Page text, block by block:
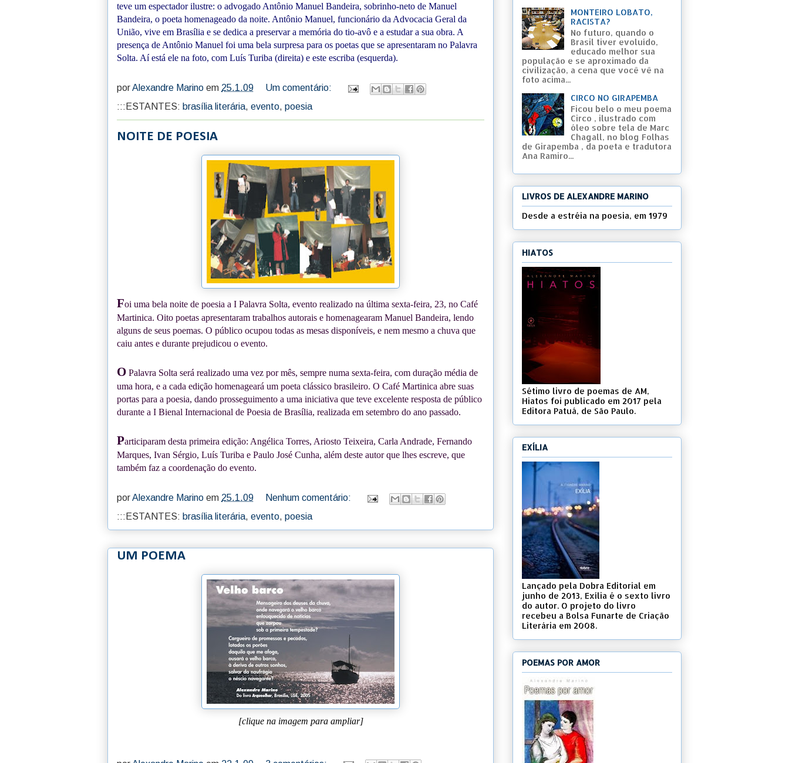
teve um espectador ilustre: o advogado Antônio Manuel Bandeira, sobrinho-neto de Manuel
Bandeira, o poeta homenageado da noite. Antônio Manuel, funcionário da Advocacia Geral da
União, vive em Brasília e se dedica a preservar a memória do tio-avô e a estudar a sua obra. A
presença de Antônio Manuel foi uma bela surpresa para os poetas que se apresentaram no Palavra
Solta. Aí está ele na foto, com Luís Turiba (direita) e este escriba (esquerda).
porAlexandre Marino em 25.1.09
Um comentário:
:::ESTANTES: brasília literária, evento, poesia
NOITE DE POESIA
Foi uma bela noite de poesia a I Palavra Solta, evento realizado na última sexta-feira, 23, no Café
Martinica. Oito poetas apresentaram trabalhos autorais e homenagearam Manuel Bandeira, lendo
alguns de seus poemas. O público ocupou todas as mesas disponíveis, e nem mesmo a chuva que
caiu antes e durante prejudicou o evento.
O Palavra Solta será realizado uma vez por mês, sempre numa sexta-feira, com duração média de
uma hora, e a cada edição homenageará um poeta clássico brasileiro. O Café Martinica abre suas
portas para a poesia, dando prosseguimento a uma iniciativa que teve excelente resposta de público
durante a I Bienal Internacional de Poesia de Brasília, realizada em setembro do ano passado.
Participaram desta primeira edição: Angélica Torres, Ariosto Teixeira, Carla Andrade, Fernando
Marques, Ivan Sérgio, Luís Turiba e Paulo José Cunha, além deste autor que lhes escreve, que
também faz a coordenação do evento.
porAlexandre Marino em 25.1.09
Nenhum comentário:
:::ESTANTES: brasília literária, evento, poesia
UM POEMA
[clique na imagem para ampliar]
MONTEIRO LOBATO,
RACISTA?
No futuro, quando o
Brasil tiver evoluído,
educado melhor sua
população e se aproximado da
civilização, a cena que você vê na
foto acima...
CIRCO NO GIRAPEMBA
Ficou belo o meu poema
Circo , ilustrado com
óleo sobre tela de Marc
Chagall, no blog Folhas
de Girapemba , da poeta e tradutora
Ana Ramiro...
LIVROS DE ALEXANDRE MARINO
Desde a estréia na poesia, em 1979
HIATOS
Sétimo livro de poemas de AM,
Hiatos foi publicado em 2017 pela
Editora Patuá, de São Paulo.
EXÍLIA
Lançado pela Dobra Editorial em
junho de 2013, Exília é o sexto livro
do autor. O projeto do livro
recebeu a Bolsa Funarte de Criação
Literária em 2008.
POEMAS POR AMOR